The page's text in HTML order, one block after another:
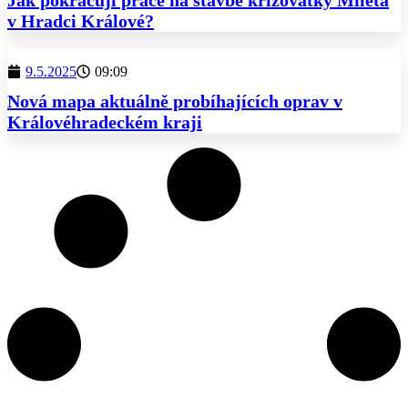
v Hradci Králové?
9.5.2025 09:09
Nová mapa aktuálně probíhajících oprav v
Královéhradeckém kraji